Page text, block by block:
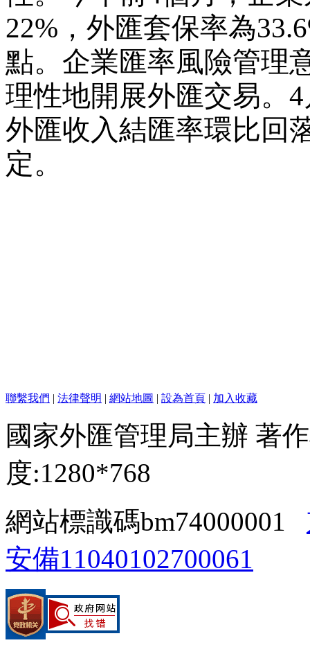
22%，外匯套保率為
點。企業匯率風險管理
理性地開展外匯交易。
外匯收入結匯率環比回
定。
聯繫我們 | 法律聲明 | 網站地圖 | 設為首頁 | 加入收藏
國家外匯管理局主辦 著
度:1280*768
網站標識碼bm74000001
安備11040102700061